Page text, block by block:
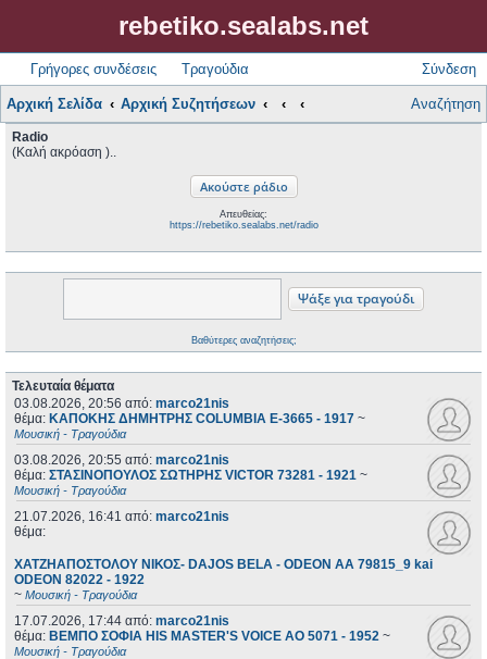
rebetiko.sealabs.net
Γρήγορες συνδέσεις Τραγούδια Σύνδεση
Αρχική Σελίδα Αρχική Συζητήσεων Αναζήτηση
Radio
(Καλή ακρόαση )..
Απευθείας:
https://rebetiko.sealabs.net/radio
Βαθύτερες αναζητήσεις;
Τελευταία θέματα
03.08.2026, 20:56 από: marco21nis
θέμα: ΚΑΠΟΚΗΣ ΔΗΜΗΤΡΗΣ COLUMBIA E-3665 - 1917 ~
Μουσική - Τραγούδια
03.08.2026, 20:55 από: marco21nis
θέμα: ΣΤΑΣΙΝΟΠΟΥΛΟΣ ΣΩΤΗΡΗΣ VICTOR 73281 - 1921 ~
Μουσική - Τραγούδια
21.07.2026, 16:41 από: marco21nis
θέμα:
ΧΑΤΖΗΑΠΟΣΤΟΛΟΥ ΝΙΚΟΣ- DAJOS BELA - ODEON AA 79815_9 kai
ODEON 82022 - 1922
~ Μουσική - Τραγούδια
17.07.2026, 17:44 από: marco21nis
θέμα: ΒΕΜΠΟ ΣΟΦΙΑ HIS MASTER'S VOICE AO 5071 - 1952 ~
Μουσική - Τραγούδια